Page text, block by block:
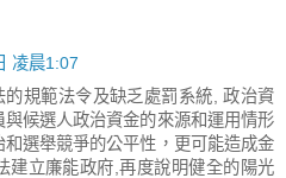
凌晨1:07
規範法令及缺乏處罰系統, 政治資
候選人政治資金的來源和運用情形
選舉競爭的公平性，更可能造成金
建立廉能政府,再度說明健全的陽光